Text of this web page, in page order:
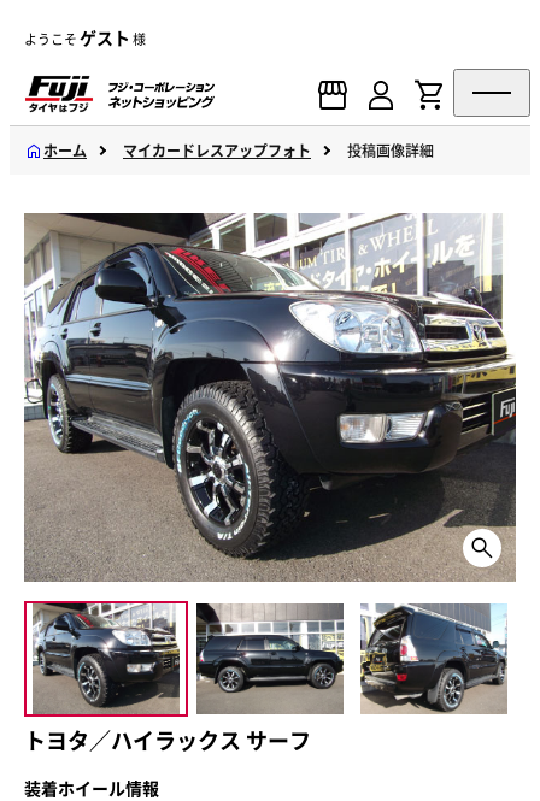
ようこそゲスト 様
ホーム マイカードレスアップフォト 投稿画像詳細
トヨタ／ハイラックス サーフ
装着ホイール情報